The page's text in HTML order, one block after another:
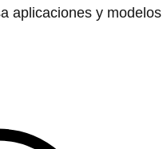
aplicaciones y modelos